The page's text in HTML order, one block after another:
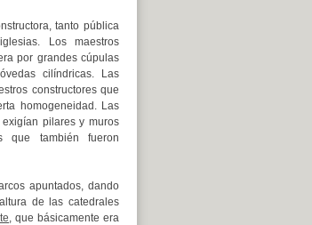
tanto pública
Los maestros
por grandes cúpulas
cilíndricas.
Las
constructores que
homogeneidad.Las
pilares y muros
que también fueron
apuntados, dando
de las catedrales
, que básicamente era